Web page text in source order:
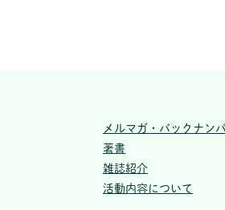
メルマガ・バックナン
著書
雑誌紹介
活動内容について